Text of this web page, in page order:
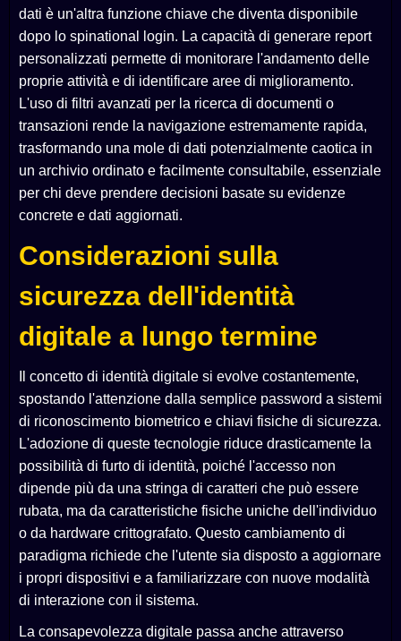
dati è un'altra funzione chiave che diventa disponibile
dopo lo spinational login. La capacità di generare report
personalizzati permette di monitorare l'andamento delle
proprie attività e di identificare aree di miglioramento.
L'uso di filtri avanzati per la ricerca di documenti o
transazioni rende la navigazione estremamente rapida,
trasformando una mole di dati potenzialmente caotica in
un archivio ordinato e facilmente consultabile, essenziale
per chi deve prendere decisioni basate su evidenze
concrete e dati aggiornati.
Considerazioni sulla
sicurezza dell'identità
digitale a lungo termine
Il concetto di identità digitale si evolve costantemente,
spostando l'attenzione dalla semplice password a sistemi
di riconoscimento biometrico e chiavi fisiche di sicurezza.
L'adozione di queste tecnologie riduce drasticamente la
possibilità di furto di identità, poiché l'accesso non
dipende più da una stringa di caratteri che può essere
rubata, ma da caratteristiche fisiche uniche dell'individuo
o da hardware crittografato. Questo cambiamento di
paradigma richiede che l'utente sia disposto a aggiornare
i propri dispositivi e a familiarizzare con nuove modalità
di interazione con il sistema.
La consapevolezza digitale passa anche attraverso